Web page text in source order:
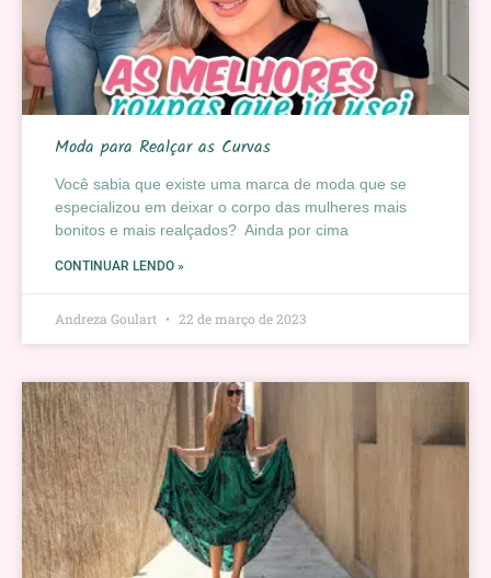
Moda para Realçar as Curvas
Você sabia que existe uma marca de moda que se
especializou em deixar o corpo das mulheres mais
bonitos e mais realçados? Ainda por cima
CONTINUAR LENDO »
Andreza Goulart 22 de março de 2023